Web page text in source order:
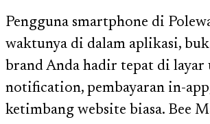
Pengguna smartphone di
waktunya di dalam aplikasi,
brand Anda hadir tepat di layar
notification, pembayaran in-
ketimbang website biasa. Bee